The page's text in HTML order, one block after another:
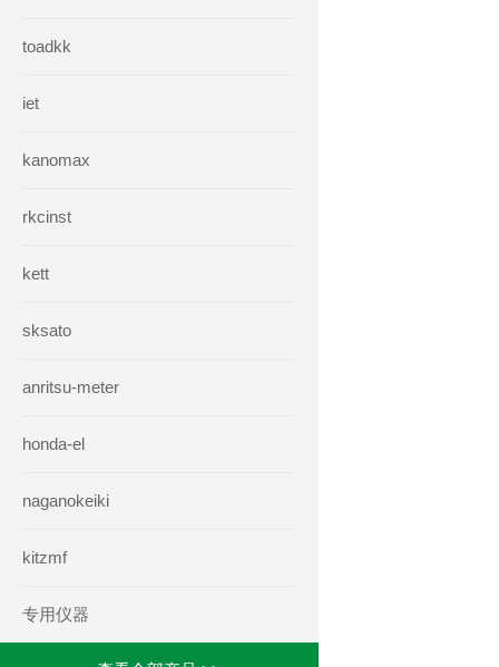
toadkk
iet
kanomax
rkcinst
kett
sksato
anritsu-meter
honda-el
naganokeiki
kitzmf
专用仪器